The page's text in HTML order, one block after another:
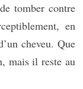
tomber contre
en
cheveu. Que
mais il reste au